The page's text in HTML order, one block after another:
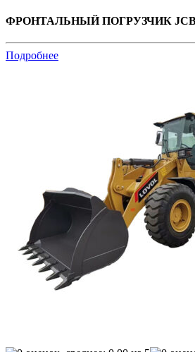
ФРОНТАЛЬНЫЙ ПОГРУЗЧИК JCB
Подробнее